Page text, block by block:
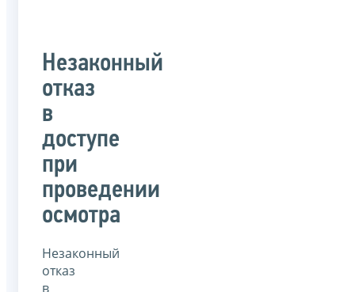
Незаконный
отказ
в
доступе
при
проведении
осмотра
Незаконный
отказ
в